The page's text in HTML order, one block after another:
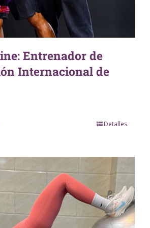
Entrenador de
Internacional de
Detalles